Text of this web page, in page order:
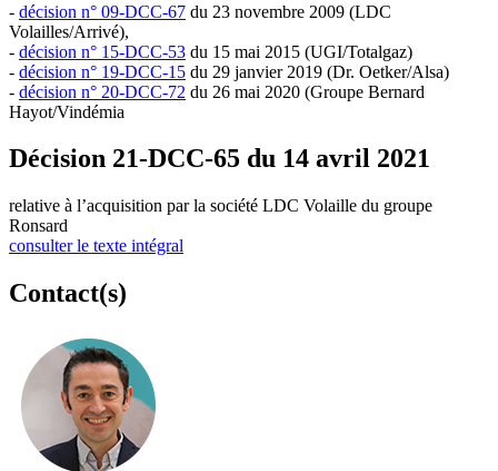
- décision n° 09-DCC-67 du 23 novembre 2009 (LDC
Volailles/Arrivé),
- décision n° 15-DCC-53 du 15 mai 2015 (UGI/Totalgaz)
- décision n° 19-DCC-15 du 29 janvier 2019 (Dr. Oetker/Alsa)
- décision n° 20-DCC-72 du 26 mai 2020 (Groupe Bernard
Hayot/Vindémia
Décision 21-DCC-65 du 14 avril 2021
relative à l’acquisition par la société LDC Volaille du groupe
Ronsard
consulter le texte intégral
Contact(s)